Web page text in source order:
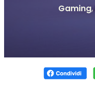
Gaming,